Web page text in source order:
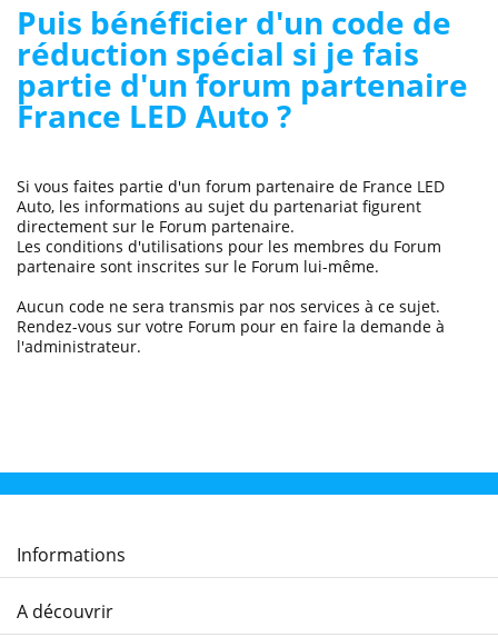
Puis bénéficier d'un code de
réduction spécial si je fais
partie d'un forum partenaire
France LED Auto ?
Si vous faites partie d'un forum partenaire de France LED
Auto, les informations au sujet du partenariat figurent
directement sur le Forum partenaire.
Les conditions d'utilisations pour les membres du Forum
partenaire sont inscrites sur le Forum lui-même.
Aucun code ne sera transmis par nos services à ce sujet.
Rendez-vous sur votre Forum pour en faire la demande à
l'administrateur.
Informations
A découvrir